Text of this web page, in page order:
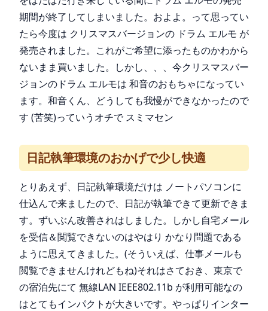
期間が終了してしまいました。およよ。って思ってい
たら今度は クリスマスバージョンの ドラム エルモ が
発売されました。これがご希望に添ったものかわから
ないまま買いました。しかし、、、今クリスマスバー
ジョンのドラム エルモは 和音のおもちゃになってい
ます。和音くん、どうしても我慢ができなかったので
す (苦笑)っていうオチで スミマセン
日記執筆環境のおかげで少し快適
とりあえず、日記執筆環境だけは ノートパソコンに
仕込んで来ましたので、日記が執筆できて更新できま
す。ずいぶん改善されはしました。しかし自宅メール
を受信＆閲覧できないのはやはり かなり問題である
ように思えてきました。(そういえば、仕事メールも
閲覧できませんけれどもね)それはさておき、東京で
の宿泊先にて 無線LAN IEEE802.11b が利用可能なの
はとてもインパクトが大きいです。やっぱりインター